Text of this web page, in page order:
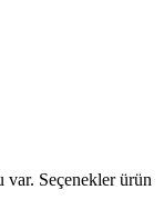
Seçenekler ürün